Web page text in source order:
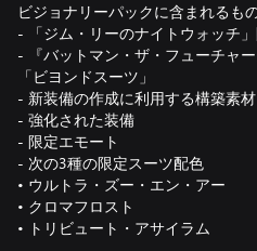
ビジョナリーパックに含まれるも
- 「ジム・リーのナイトウォッチ
- 『バットマン・ザ・フューチャ
「ビヨンドスーツ」
- 新装備の作成に利用する構築素材
- 強化された装備
- 限定エモート
- 次の3種の限定スーツ配色
• ウルトラ・ズー・エン・アー
• クロマフロスト
• トリビュート・アサイラム